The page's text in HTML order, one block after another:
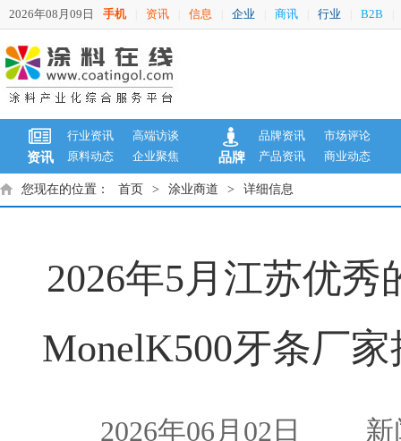
2026年08月09日 手机 资讯 信息 企业 商讯 行业 B2B
资讯
行业资讯
高端访谈
原料动态
企业聚焦 品牌
品牌资讯
市场评论
产品资讯
商业动态
您现在的位置： 首页 > 涂业商道 > 详细信息
2026年5月江苏优
MonelK500牙条厂
2026年06月02日 新